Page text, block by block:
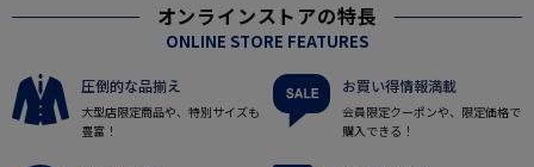
オンラインストアの特長
ONLINE STORE FEATURES
圧倒的な品揃え
大型店限定商品や、特別サイズも
豊富！
お買い得情報満載
会員限定クーポンや、限定価格で
購入できる！